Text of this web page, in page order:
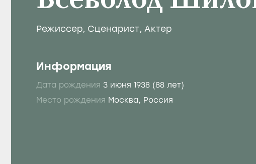
Режиссер, Сценарист, Актер
Информация
Дата рождения 3 июня 1938 (88 лет)
Место рождения Москва, Россия